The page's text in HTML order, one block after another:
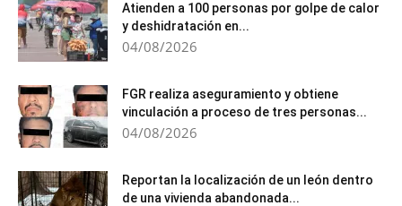
Atienden a 100 personas por golpe de calor
y deshidratación en...
04/08/2026
FGR realiza aseguramiento y obtiene
vinculación a proceso de tres personas...
04/08/2026
Reportan la localización de un león dentro
de una vivienda abandonada...